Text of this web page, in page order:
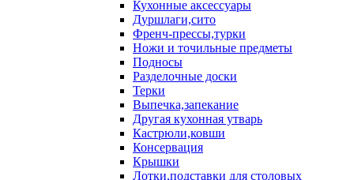
Кухонные аксессуары
Дуршлаги,сито
Френч-прессы,турки
Ножи и точильные предметы
Подносы
Разделочные доски
Терки
Выпечка,запекание
Другая кухонная утварь
Кастрюли,ковши
Консервация
Крышки
Лотки,подставки для столовых